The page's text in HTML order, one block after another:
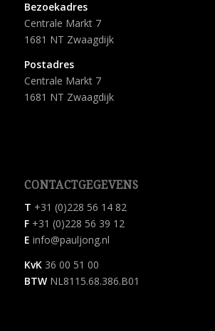
Bezoekadres
Centrale Markt 7
1681 NT Zwaagdijk
Postadres
Centrale Markt 7
1681 NT Zwaagdijk
CONTACTGEGEVENS
T +31 (0)228 56 14 82
F+31 (0)228 56 39 12
E info@pauljong.nl
KvK36 00 51 00
BTWNL8115.68.386.B01